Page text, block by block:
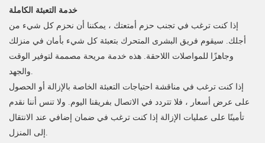
خدمة التعبئة الكاملة
إذا كنت ترغب في تجنب حزم أمتعتك ، يمكننا أن نحزم كل شيء من
أجلك. سيقوم فريق البشرى المتحرك بتعبئة كل شيء بأمان في منزلك
وجاهزًا للمواصلات اللاحقة. هذه خدمة مريحة مصممة لتوفير الوقت
إذا كنت ترغب في مناقشة احتياجات التعبئة الخاصة بالإزالة أو الحصول
على عرض أسعار ، فلا تتردد في الاتصال بفريقنا اليوم. ولا تنس أننا نقدم
تأمينًا على عمليات الإزالة إذا كنت ترغب في ضمان إضافي عند الانتقال